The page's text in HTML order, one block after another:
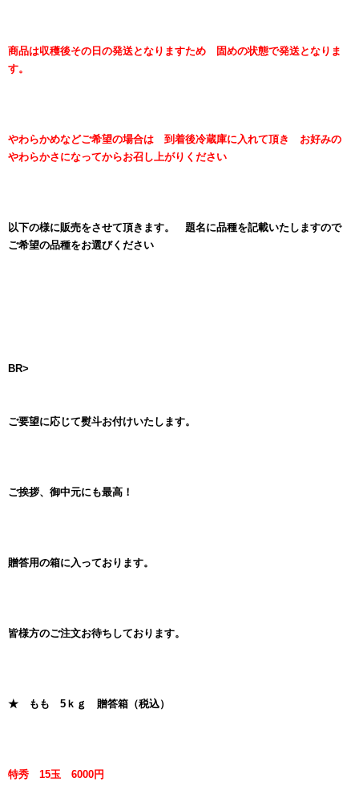
商品は収穫後その日の発送となりますため 固めの状態で発送となりま
す。
やわらかめなどご希望の場合は 到着後冷蔵庫に入れて頂き お好みの
やわらかさになってからお召し上がりください
以下の様に販売をさせて頂きます。 題名に品種を記載いたしますので
ご希望の品種をお選びください
BR>
ご要望に応じて熨斗お付けいたします。
ご挨拶、御中元にも最高！
贈答用の箱に入っております。
皆様方のご注文お待ちしております。
★ もも 5ｋｇ 贈答箱（税込）
特秀 15玉 6000円